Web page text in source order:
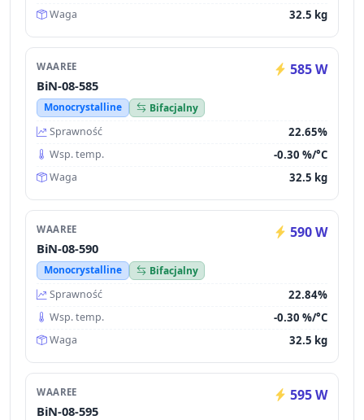
Waga 32.5 kg
WAAREE 585 W
BiN-08-585
Monocrystalline
Bifacjalny
Sprawność
22.65%
Wsp. temp. -0.30 %/°C
Waga 32.5 kg
WAAREE 590 W
BiN-08-590
Monocrystalline
Bifacjalny
Sprawność
22.84%
Wsp. temp. -0.30 %/°C
Waga 32.5 kg
WAAREE 595 W
BiN-08-595